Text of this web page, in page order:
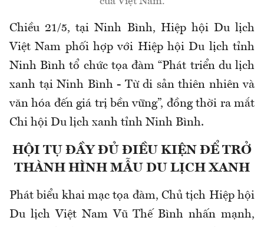
Chiều 21/5, tại Ninh Bình, Hiệp hội Du lịch
Việt Nam phối hợp với Hiệp hội Du lịch tỉnh
Ninh Bình tổ chức tọa đàm “Phát triển du lịch
xanh tại Ninh Bình - Từ di sản thiên nhiên và
văn hóa đến giá trị bền vững”, đồng thời ra mắt
Chi hội Du lịch xanh tỉnh Ninh Bình.
HỘI TỤ ĐẦY ĐỦ ĐIỀU KIỆN ĐỂ TRỞ
THÀNH HÌNH MẪU DU LỊCH XANH
Phát biểu khai mạc tọa đàm, Chủ tịch Hiệp hội
Du lịch Việt Nam Vũ Thế Bình nhấn mạnh,